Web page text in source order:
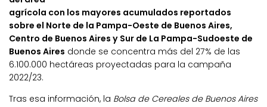
agrícola con los mayores acumulados reportados
sobre el Norte de la Pampa-Oeste de Buenos Aires,
Centro de Buenos Aires y Sur de La Pampa-Sudoeste de
Buenos Aires donde se concentra más del 27% de las
6.100.000 hectáreas proyectadas para la campaña
2022/23.
Tras esa información, la Bolsa de Cereales de Buenos Aires